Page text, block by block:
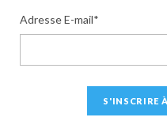
Adresse E-mail*